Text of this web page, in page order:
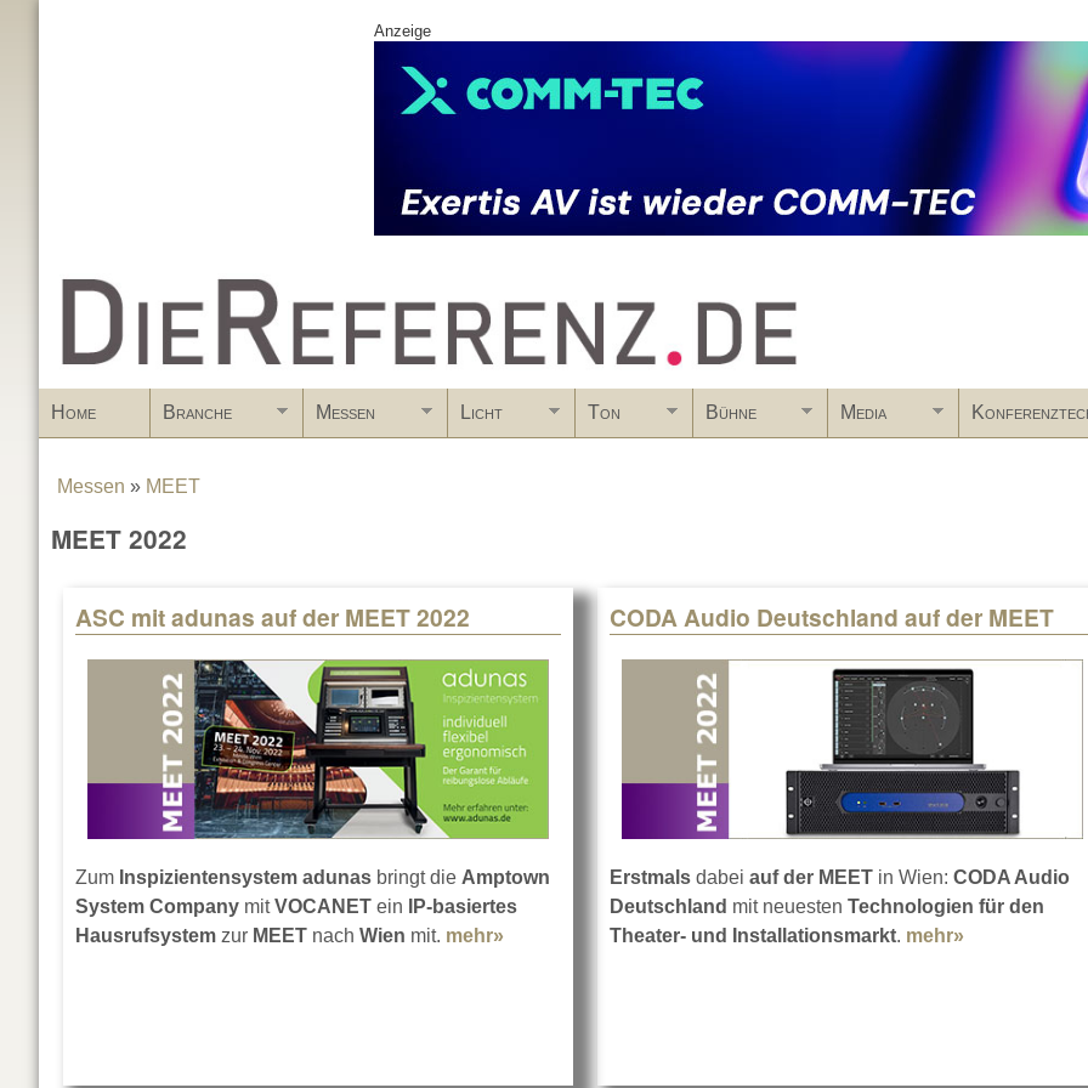
Anzeige
www.DieReferenz.de
Home Branche Messen Licht Ton Bühne Media
You are here
Messen » MEET
MEET 2022
ASC mit adunas auf der MEET 2022
Zum Inspizientensystem adunas bringt die Amptown
System Company mitVOCANET ein IP-basiertes
Hausrufsystem zur MEET nach Wien mit. mehr» about ASC mit adunas auf der MEET 2022
CODA Audio Deutschland auf der MEET
Erstmals dabei auf der MEET in Wien: CODA Audio
Deutschland mit neuesten Technologien für den
Theater- und Installationsmarkt. mehr» about